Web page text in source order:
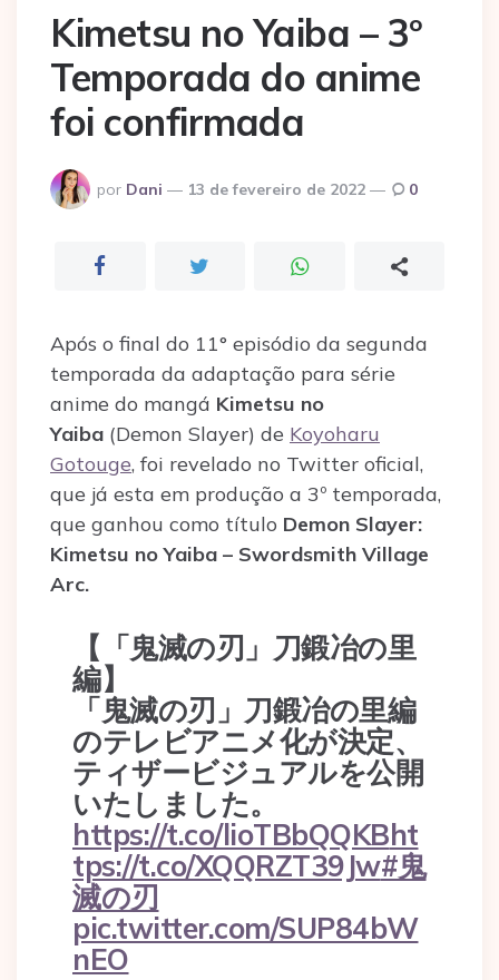
Kimetsu no Yaiba – 3º
Temporada do anime
foi confirmada
Postado
por
por Dani 13 de fevereiro de 2022 0
Após o final do 11° episódio da segunda
temporada da adaptação para série
anime do mangá Kimetsu no
Yaiba (Demon Slayer) de Koyoharu
Gotouge, foi revelado no Twitter oficial,
que já esta em produção a 3º temporada,
que ganhou como título Demon Slayer:
Kimetsu no Yaiba – Swordsmith Village
Arc.
【「鬼滅の刃」刀鍛冶の里
編】
「鬼滅の刃」刀鍛冶の里編
のテレビアニメ化が決定、
ティザービジュアルを公開
いたしました。
https://t.co/lioTBbQQKBht
tps://t.co/XQQRZT39Jw#鬼
滅の刃
pic.twitter.com/SUP84bW
nEO